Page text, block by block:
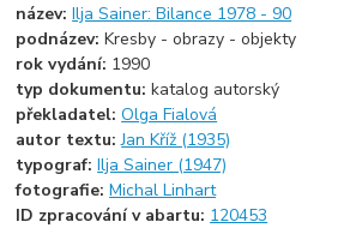
název:Ilja Sainer: Bilance 1978 - 90
podnázev:Kresby - obrazy - objekty
rok vydání: 1990
typ dokumentu:katalog autorský
překladatel:Olga Fialová
autor textu:Jan Kříž (1935)
typograf:Ilja Sainer (1947)
fotografie:Michal Linhart
ID zpracování v abartu: 120453